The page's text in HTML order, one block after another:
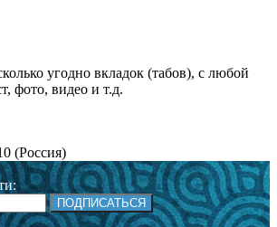
угодно вкладок (табов), с любой
фото, видео и т.д.
(Россия)
ПОДПИСАТЬСЯ